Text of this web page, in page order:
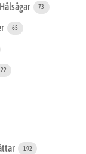
Hålsågar 73
65
192